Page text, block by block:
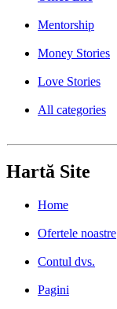
Mentorship
Money Stories
Love Stories
All categories
Hartă Site
Home
Ofertele noastre
Contul dvs.
Pagini